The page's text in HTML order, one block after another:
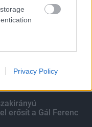
Privacy Policy
a Duna
erősít a Gál Ferenc